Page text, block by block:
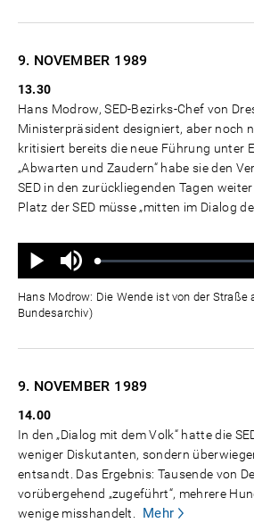
9. NOVEMBER 1989
13.30
Hans Modrow, SED-Bezirks-Chef von
Ministerpräsident designiert, aber noch
kritisiert bereits die neue Führung unter
„Abwarten und Zaudern“ habe sie den
SED in den zurückliegenden Tagen
Platz der SED müsse „mitten im Dialog
Wiedergabe
Ton
aus
Geladen:
Status:
Hans Modrow: Die Wende ist von der Straße
Bundesarchiv)
9. NOVEMBER 1989
14.00
In den „Dialog mit dem Volk“ hatte die
weniger Diskutanten, sondern
entsandt. Das Ergebnis: Tausende von
vorübergehend „zugeführt“, mehrere
wenige misshandelt.
Mehr